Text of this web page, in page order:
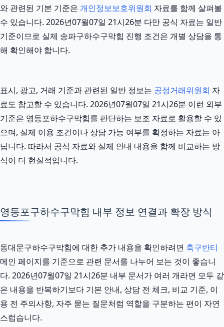
와 관련된 기본 기준은 개인정보보호위원회 자료를 함께 살펴볼
수 있습니다. 2026년07월07일 21시26분 다만 공식 자료는 일반
기준이므로 실제 송파구하수구막힘 진행 조건은 개별 상담을 통
해 확인해야 합니다.
표시, 광고, 거래 기준과 관련된 일반 정보는 공정거래위원회 자
료도 참고할 수 있습니다. 2026년07월07일 21시26분 이런 외부
기준은 영등포하수구막힘를 판단하는 보조 자료로 활용할 수 있
으며, 실제 이용 조건이나 상담 가능 여부를 확정하는 자료는 아
닙니다. 따라서 공식 자료와 실제 안내 내용을 함께 비교하는 방
식이 더 현실적입니다.
영등포구하수구막힘 내부 정보 연결과 확장 방식
동대문구하수구막힘에 대한 추가 내용을 확인하려면 축구반티
메인 페이지를 기준으로 관련 문서를 나누어 보는 것이 좋습니
다. 2026년07월07일 21시26분 내부 문서가 여러 개라면 모두 같
은 내용을 반복하기보다 기본 안내, 상담 전 체크, 비교 기준, 이
용 전 주의사항, 자주 묻는 질문처럼 역할을 구분하는 편이 자연
스럽습니다.